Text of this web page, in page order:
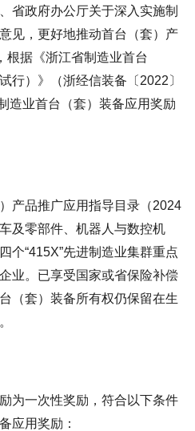
省政府办公厅关于深入实施制
见，更好地推动首台（套）产
根据《浙江省制造业首台
行）》（浙经信装备〔2022〕
造业首台（套）装备应用奖励
产品推广应用指导目录（2024
及零部件、机器人与数控机
个“415X”先进制造业集群重点
业。已享受国家或省保险补偿
（套）装备所有权仍保留在生
为一次性奖励，符合以下条件
应用奖励：